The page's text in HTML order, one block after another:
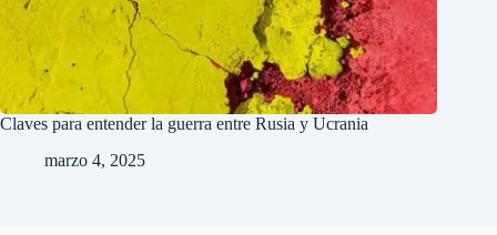
Claves para entender la guerra entre Rusia y Ucrania
marzo 4, 2025